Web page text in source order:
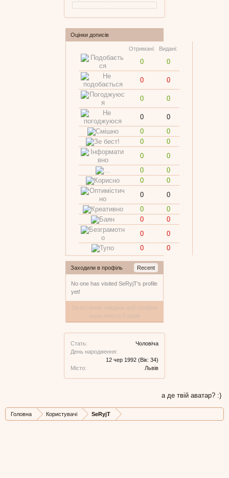
Оцінки дописів
Отримані: Видані:
0 0
0 0
0 0
0
0
0
0
0
0
0
0
0
0
0
0
0
0
0
0
0
0
0
0
0
0
Заходили в профіль Recent
No one has visited SeRyjT's profile
yet!
Стать:
Чоловіча
День народження:
12 чер 1992 (Вік: 34)
Місто:
Львів
а де твій аватар? :)
Головна Користувачі SeRyjT